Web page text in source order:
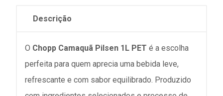
Descrição
O Chopp Camaquã Pilsen 1L PET é a escolha
perfeita para quem aprecia uma bebida leve,
refrescante e com sabor equilibrado. Produzido